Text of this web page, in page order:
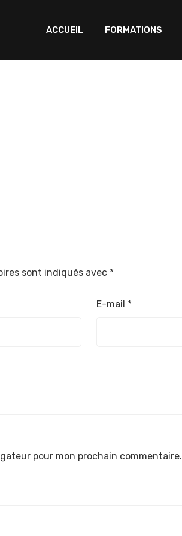
ACCUEIL FORMATIONS
sont indiqués avec *
E-mail *
pour mon prochain commentaire.